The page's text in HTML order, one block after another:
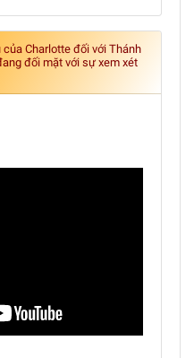
Charlotte đối với Thánh
đối mặt với sự xem xét